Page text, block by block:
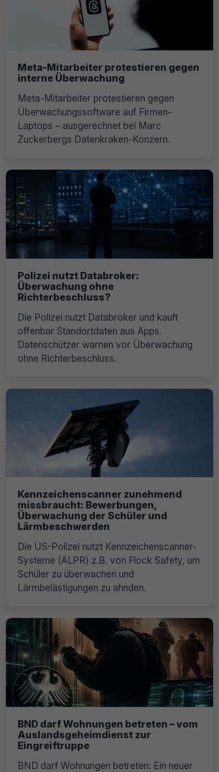
Meta-Mitarbeiter protestieren gegen
interne Überwachung
Meta-Mitarbeiter protestieren gegen
Überwachungssoftware auf Firmen-
Laptops – ausgerechnet bei Marc
Zuckerbergs Datenkraken-Konzern.
Polizei nutzt Databroker:
Überwachung ohne
Richterbeschluss?
Die Polizei nutzt Databroker und kauft
offenbar Standortdaten aus Apps.
Datenschützer warnen vor Überwachung
ohne Richterbeschluss.
Kennzeichenscanner zunehmend
missbraucht: Bewerbungen,
Überwachung der Schüler und
Lärmbeschwerden
Die US-Polizei nutzt Kennzeichenscanner-
Systeme (ALPR) z.B. von Flock Safety, um
Schüler zu überwachen und
Lärmbelästigungen zu ahnden.
BND darf Wohnungen betreten – vom
Auslandsgeheimdienst zur
Eingreiftruppe
BND darf Wohnungen betreten: Ein neuer